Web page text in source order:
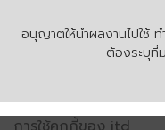
อนุญาตให้นำผลงานไปใช้
ต้องระบุที่